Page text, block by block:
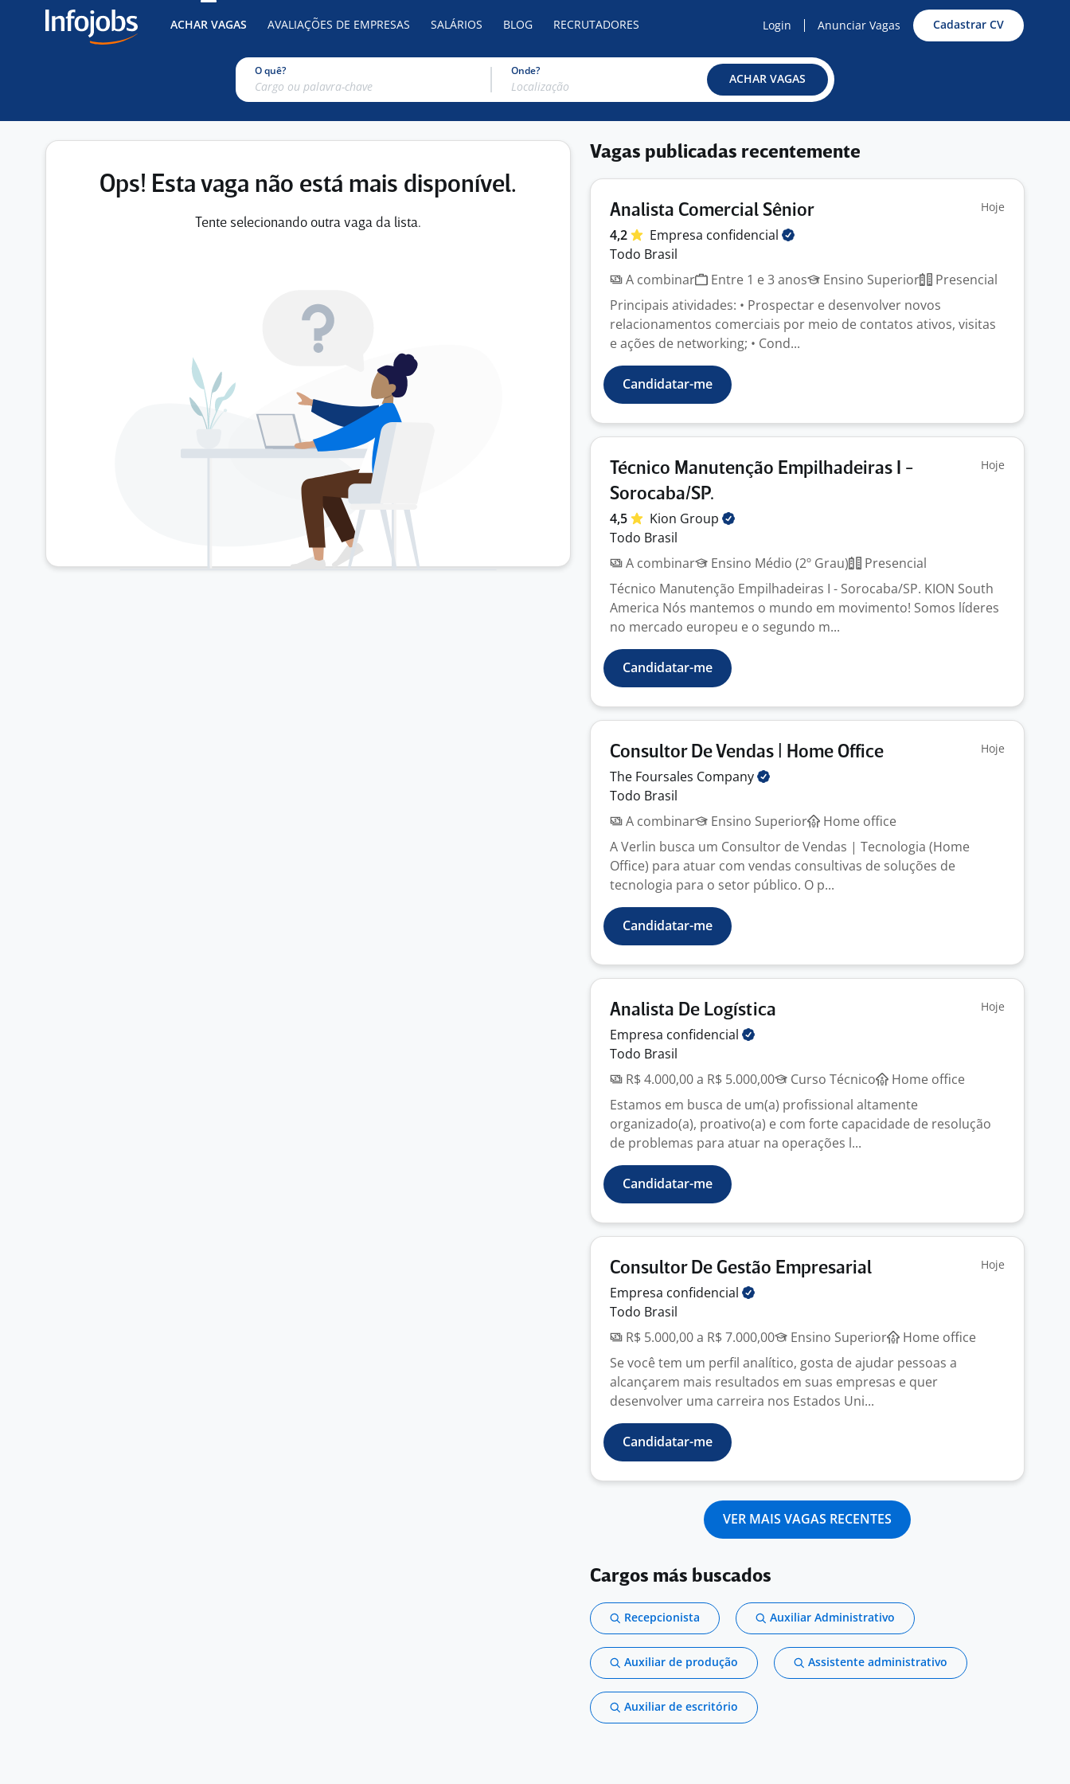
ACHAR VAGAS AVALIAÇÕES DE EMPRESAS SALÁRIOS BLOG RECRUTADORES Login Anunciar Vagas Cadastrar CV
O quê? Onde?
ACHAR VAGAS
Ops! Esta vaga não está mais disponível.
Tente selecionando outra vaga da lista.
Vagas publicadas recentemente
Analista Comercial Sênior Hoje
4,2 Empresa confidencial
Todo Brasil
A combinar
Entre 1 e 3 anos Ensino Superior
Presencial
Principais atividades: • Prospectar e desenvolver novos
relacionamentos comerciais por meio de contatos ativos, visitas
e ações de networking; • Cond...
Candidatar-me
Técnico Manutenção Empilhadeiras I -
Sorocaba/SP.
Hoje
4,5 Kion Group
Todo Brasil
A combinar
Ensino Médio (2º Grau)
Presencial
Técnico Manutenção Empilhadeiras I - Sorocaba/SP. KION South
America Nós mantemos o mundo em movimento! Somos líderes
no mercado europeu e o segundo m...
Candidatar-me
Consultor De Vendas | Home Office Hoje
The Foursales Company
Todo Brasil
A combinar
Ensino Superior
Home office
A Verlin busca um Consultor de Vendas | Tecnologia (Home
Office) para atuar com vendas consultivas de soluções de
tecnologia para o setor público. O p...
Candidatar-me
Analista De Logística Hoje
Empresa confidencial
Todo Brasil
R$ 4.000,00 a R$ 5.000,00
Curso Técnico
Home office
Estamos em busca de um(a) profissional altamente
organizado(a), proativo(a) e com forte capacidade de resolução
de problemas para atuar na operações l...
Candidatar-me
Consultor De Gestão Empresarial Hoje
Empresa confidencial
Todo Brasil
R$ 5.000,00 a R$ 7.000,00
Ensino Superior
Home office
Se você tem um perfil analítico, gosta de ajudar pessoas a
alcançarem mais resultados em suas empresas e quer
desenvolver uma carreira nos Estados Uni...
Candidatar-me
VER MAIS VAGAS RECENTES
Cargos más buscados
Recepcionista Auxiliar Administrativo
Auxiliar de produção Assistente administrativo
Auxiliar de escritório